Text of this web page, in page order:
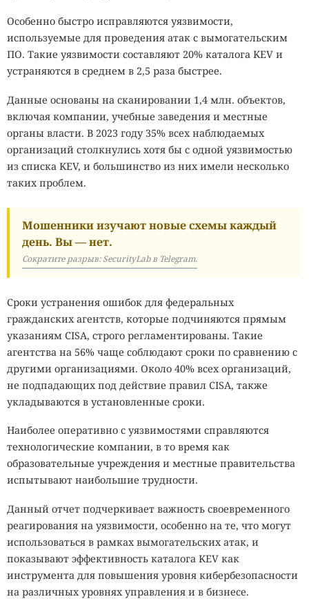
Особенно быстро исправляются уязвимости,
используемые для проведения атак с вымогательским
ПО. Такие уязвимости составляют 20% каталога KEV и
устраняются в среднем в 2,5 раза быстрее.
Данные основаны на сканировании 1,4 млн. объектов,
включая компании, учебные заведения и местные
органы власти. В 2023 году 35% всех наблюдаемых
организаций столкнулись хотя бы с одной уязвимостью
из списка KEV, и большинство из них имели несколько
таких проблем.
Мошенники изучают новые схемы каждый
день. Вы — нет.
Сократите разрыв: SecurityLab в Telegram.
Сроки устранения ошибок для федеральных
гражданских агентств, которые подчиняются прямым
указаниям CISA, строго регламентированы. Такие
агентства на 56% чаще соблюдают сроки по сравнению с
другими организациями. Около 40% всех организаций,
не подпадающих под действие правил CISA, также
укладываются в установленные сроки.
Наиболее оперативно с уязвимостями справляются
технологические компании, в то время как
образовательные учреждения и местные правительства
испытывают наибольшие трудности.
Данный отчет подчеркивает важность своевременного
реагирования на уязвимости, особенно на те, что могут
использоваться в рамках вымогательских атак, и
показывают эффективность каталога KEV как
инструмента для повышения уровня кибербезопасности
на различных уровнях управления и в бизнесе.